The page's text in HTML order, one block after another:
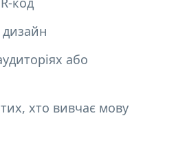
або
хто вивчає мову